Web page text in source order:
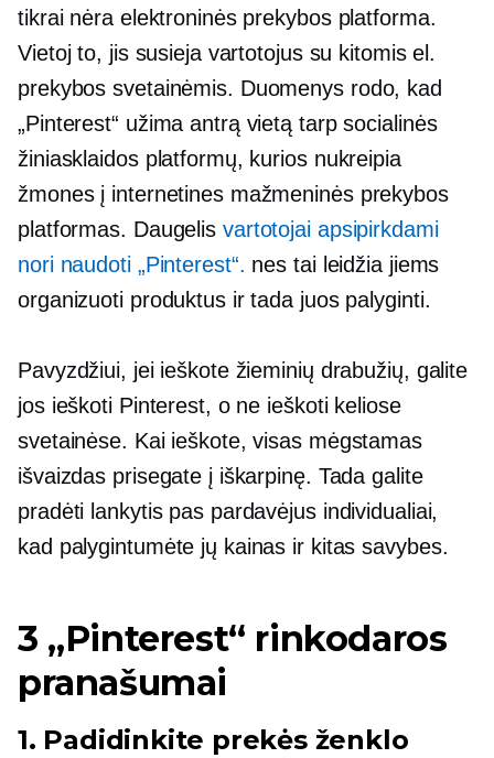
tikrai nėra elektroninės prekybos platforma.
Vietoj to, jis susieja vartotojus su kitomis el.
prekybos svetainėmis. Duomenys rodo, kad
„Pinterest“ užima antrą vietą tarp socialinės
žiniasklaidos platformų, kurios nukreipia
žmones į internetines mažmeninės prekybos
platformas. Daugelis vartotojai apsipirkdami
nori naudoti „Pinterest“. nes tai leidžia jiems
organizuoti produktus ir tada juos palyginti.
Pavyzdžiui, jei ieškote žieminių drabužių, galite
jos ieškoti Pinterest, o ne ieškoti keliose
svetainėse. Kai ieškote, visas mėgstamas
išvaizdas prisegate į iškarpinę. Tada galite
pradėti lankytis pas pardavėjus individualiai,
kad palygintumėte jų kainas ir kitas savybes.
3 „Pinterest“ rinkodaros
pranašumai
1. Padidinkite prekės ženklo